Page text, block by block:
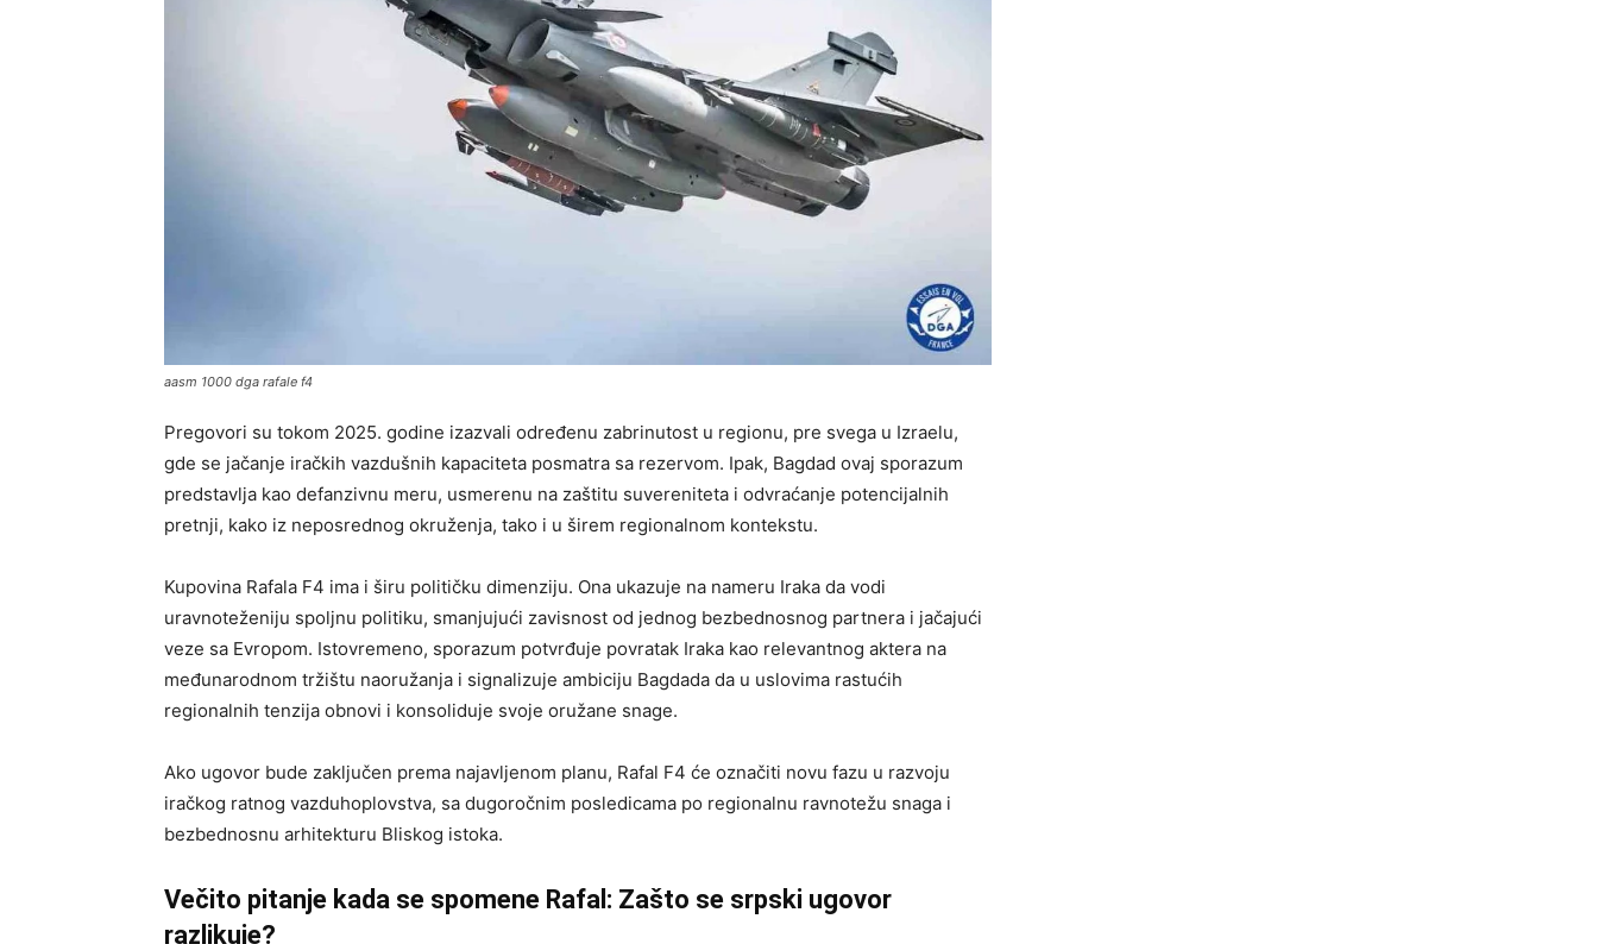
aasm 1000 dga rafale f4
Pregovori su tokom 2025. godine izazvali određenu zabrinutost u regionu, pre svega u Izraelu,
gde se jačanje iračkih vazdušnih kapaciteta posmatra sa rezervom. Ipak, Bagdad ovaj sporazum
predstavlja kao defanzivnu meru, usmerenu na zaštitu suvereniteta i odvraćanje potencijalnih
pretnji, kako iz neposrednog okruženja, tako i u širem regionalnom kontekstu.
Kupovina Rafala F4 ima i širu političku dimenziju. Ona ukazuje na nameru Iraka da vodi
uravnoteženiju spoljnu politiku, smanjujući zavisnost od jednog bezbednosnog partnera i jačajući
veze sa Evropom. Istovremeno, sporazum potvrđuje povratak Iraka kao relevantnog aktera na
međunarodnom tržištu naoružanja i signalizuje ambiciju Bagdada da u uslovima rastućih
regionalnih tenzija obnovi i konsoliduje svoje oružane snage.
Ako ugovor bude zaključen prema najavljenom planu, Rafal F4 će označiti novu fazu u razvoju
iračkog ratnog vazduhoplovstva, sa dugoročnim posledicama po regionalnu ravnotežu snaga i
bezbednosnu arhitekturu Bliskog istoka.
Večito pitanje kada se spomene Rafal: Zašto se srpski ugovor
razlikuje?